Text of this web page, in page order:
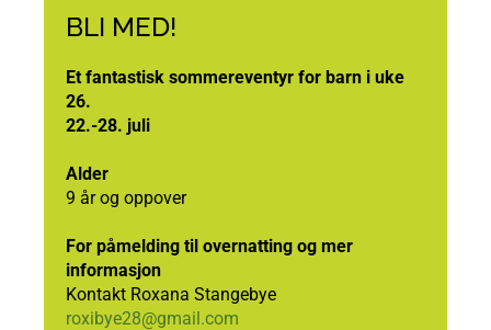
BLI MED!
Et fantastisk sommereventyr for barn i uke
26.
22.-28. juli
Alder
9 år og oppover
For påmelding til overnatting og mer
informasjon
Kontakt Roxana Stangebye
roxibye28@gmail.com